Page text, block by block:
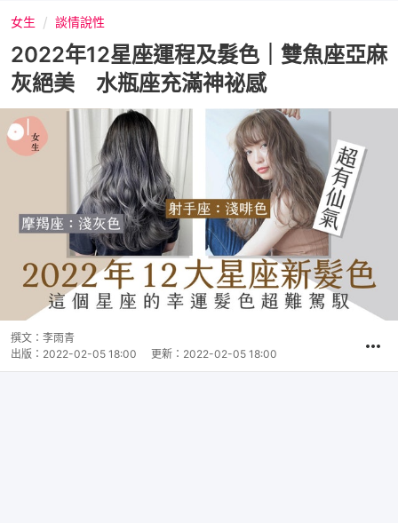
女生 談情說性
2022年12星座運程及髮色｜雙魚座亞麻
灰絕美 水瓶座充滿神祕感
撰文： 李雨青
出版： 2022-02-05 18:00 更新： 2022-02-05 18:00